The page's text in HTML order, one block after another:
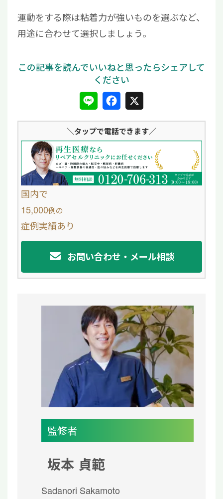
運動をする際は粘着力が強いものを選ぶなど、
用途に合わせて選択しましょう。
L
n
e
F
c
e
b
o
X
＼タップで電話できます／
国内で
15,000例の
症例実績あり
お問い合わせ・メール相談
監修者
坂本 貞範
Sadanori Sakamoto